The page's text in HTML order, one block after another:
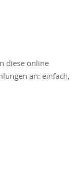
diese online
an: einfach,